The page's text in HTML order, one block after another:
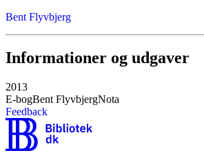
Bent Flyvbjerg
Informationer og udgaver
2013
E-bogBent FlyvbjergNota
Feedback